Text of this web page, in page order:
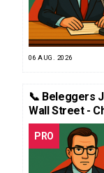
06 AUG. 2026
📞 Beleggers
Wall Street -
PRO